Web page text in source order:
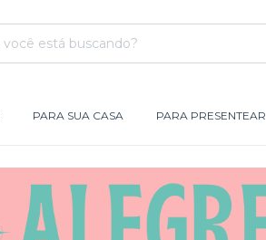
PARA SUA CASA PARA PRESENTEAR